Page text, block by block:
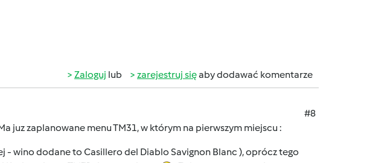
Zaloguj lub zarejestruj sięaby dodawać komentarze
#8
juz zaplanowane menu TM31, w którym na pierwszym miejscu :
- wino dodane to Casillero del Diablo Savignon Blanc ), oprócz tego